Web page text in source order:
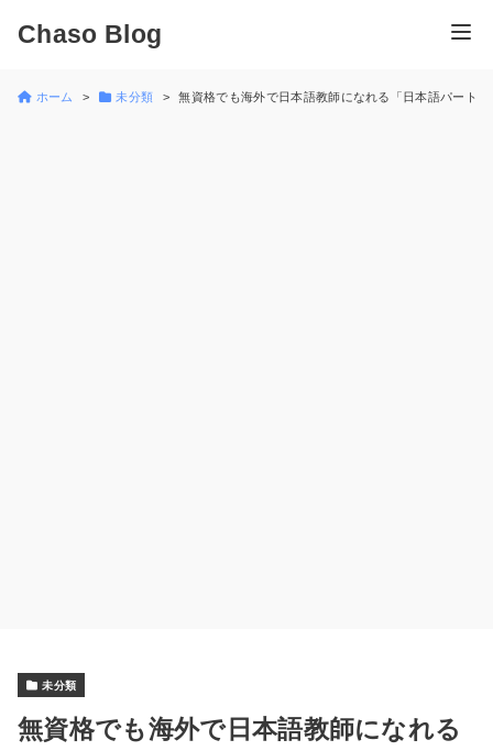
Chaso Blog
ホーム 未分類 無資格でも海外で日本語教師になれる「日本語パート
未分類
無資格でも海外で日本語教師になれる